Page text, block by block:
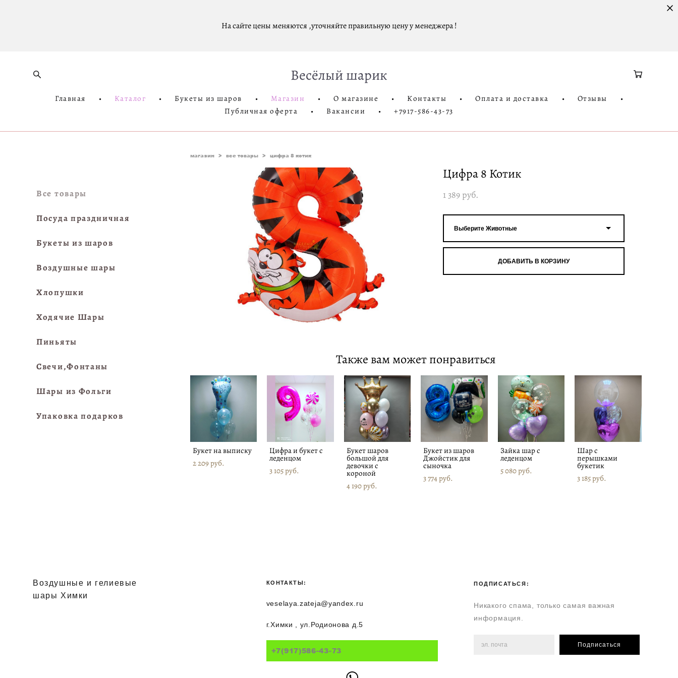
На сайте цены меняются ,уточняйте правильную цену у менеджера !
Весёлый шарик
Главная • Каталог • Букеты из шаров • Магазин • О магазине • Контакты • Оплата и доставка • Отзывы
•
Публичная оферта
• Вакансии • +7917-586-43-73
Все товары
Посуда праздничная
Букеты из шаров
Воздушные шары
Хлопушки
Ходячие Шары
Пиньяты
Свечи,Фонтаны
Шары из Фольги
Упаковка подарков
магазин > все товары > цифра 8 котик
Цифра 8 Котик
1 389 pуб.
Выберите Животные
ДОБАВИТЬ В КОРЗИНУ
Также вам может понравиться
Букет на выписку
2 209 pуб.
Цифра и букет с
леденцом
3 105 pуб.
Букет шаров
большой для
девочки с
короной
4 190 pуб.
Букет из шаров
Джойстик для
сыночка
3 774 pуб.
Зайка шар с
леденцом
5 080 pуб.
Шар с
перышками
букетик
3 185 pуб.
Воздушные и гелиевые
шары Химки
КОНТАКТЫ:
veselaya.zateja@yandex.ru
г.Химки , ул.Родионова д.5
+7(917)586-43-73
ПОДПИСАТЬСЯ:
Никакого спама, только самая важная
информация.
Подписаться